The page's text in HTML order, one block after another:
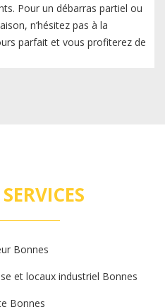
Pour un débarras partiel ou
n’hésitez pas à la
parfait et vous profiterez de
Bonnes
et locaux industriel Bonnes
Bonnes